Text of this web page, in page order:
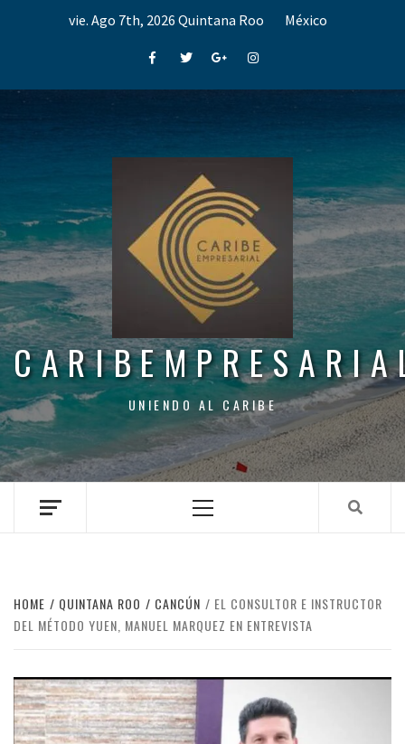
vie. Ago 7th, 2026 Quintana Roo México
FacebookTwitterGoogle+Instagram
UNIENDO AL CARIBE
Menu
HOME QUINTANA ROO CANCÚN
EL CONSULTOR E INSTRUCTOR
DEL MÉTODO YUEN, MANUEL MARQUEZ EN ENTREVISTA